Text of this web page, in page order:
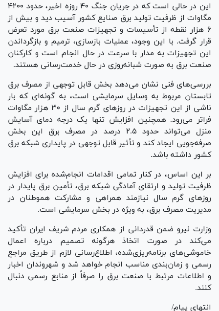
این در حالی است که در جریان جنگ ۴۰ روزه اخیر، حدود ۴۲۰۰
مگاوات از ظرفیت تولید برق صنایع کشور آسیب دید و بیش از
۶ هزار نقطه از تأسیسات و تجهیزات صنعت برق مورد تعرض
قرار گرفت. با این وجود، عملیات بازسازی، ترمیم و بازگرداندن
این تجهیزات به مدار با سرعت در حال انجام است و کارکنان
صنعت برق به صورت شبانه‌روزی در حال خدمت‌رسانی هستند.
بررسی‌های فنی نشان می‌دهد بخش قابل توجهی از مصرف برق
تابستان مربوط به وسایل سرمایشی است، به گونه‌ای که بار
ناشی از این تجهیزات در روز‌های گرم سال از ۳۰ هزار مگاوات
فراتر می‌رود. همچنین افزایش تنها یک درجه دمای آسایش
منزل می‌تواند حدود ۲.۵ درصد در مصرف برق این بخش
صرفه‌جویی ایجاد کند و تأثیر قابل توجهی در پایداری شبکه برق
کشور داشته باشد.
بر این اساس، در کنار تمامی اقدامات انجام‌شده برای افزایش
ظرفیت تولید و ارتقای آمادگی شبکه برق، تأمین برق پایدار در
روز‌های گرم سال نیازمند همراهی و مشارکت هموطنان در
مدیریت مصرف برق، به ویژه در بخش سرمایشی است.
وزارت نیرو ضمن قدردانی از همکاری مردم شریف ایران تأکید
می‌کند در صورت اتخاذ هرگونه تصمیم درباره اعمال
خاموشی‌های برنامه‌ریزی‌شده، اطلاع‌رسانی لازم از طریق مراجع
رسمی و زمان‌بندی مناسب انجام خواهد شد و شهروندان اخبار
و اطلاعات مرتبط با صنعت برق را صرفاً از منابع رسمی دنبال
کنند.
انتهای پیام/